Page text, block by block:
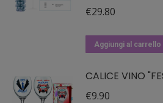
€29.80
Aggiungi al carrello
CALICE VINO
€9.90